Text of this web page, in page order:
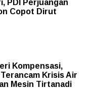
PDI Perjuangan
Copot Dirut
Kompensasi,
Krisis Air
Mesin Tirtanadi